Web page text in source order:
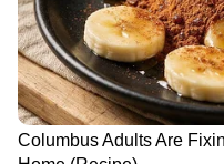
തൃക്കാക്കര
ച‍ർച്ചയാക്കുന്നത്
RECOMMENDED